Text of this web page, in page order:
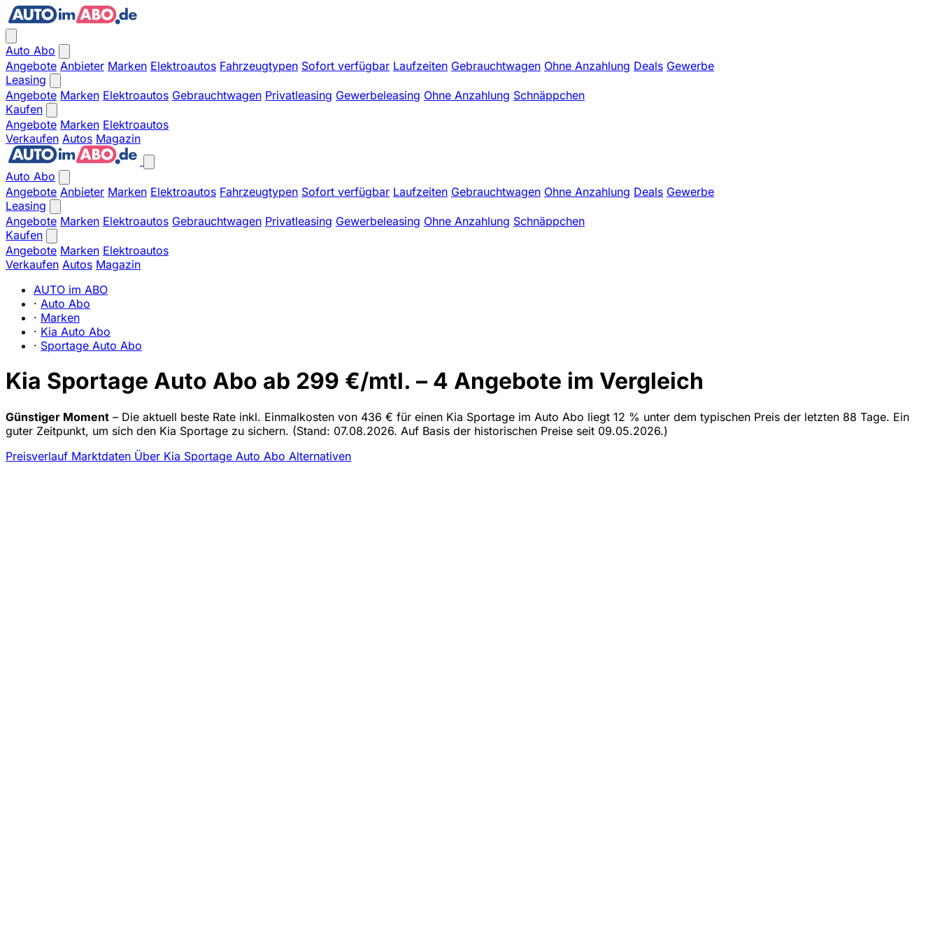
Auto Abo
Angebote Anbieter Marken Elektroautos Fahrzeugtypen Sofort verfügbar Laufzeiten Gebrauchtwagen Ohne Anzahlung Deals Gewerbe
Leasing
Angebote Marken Elektroautos Gebrauchtwagen Privatleasing Gewerbeleasing Ohne Anzahlung Schnäppchen
Kaufen
Angebote Marken Elektroautos
Verkaufen Autos Magazin
Auto Abo
Angebote Anbieter Marken Elektroautos Fahrzeugtypen Sofort verfügbar Laufzeiten Gebrauchtwagen Ohne Anzahlung Deals Gewerbe
Leasing
Angebote Marken Elektroautos Gebrauchtwagen Privatleasing Gewerbeleasing Ohne Anzahlung Schnäppchen
Kaufen
Angebote Marken Elektroautos
Verkaufen Autos Magazin
AUTO im ABO
· Auto Abo
· Marken
· Kia Auto Abo
· Sportage Auto Abo
Kia Sportage Auto Abo ab 299 €/mtl. – 4 Angebote im Vergleich
Günstiger Moment – Die aktuell beste Rate inkl. Einmalkosten von 436 € für einen Kia Sportage im Auto Abo liegt 12 % unter dem typischen Preis der letzten 88 Tage. Ein
guter Zeitpunkt, um sich den Kia Sportage zu sichern. (Stand: 07.08.2026. Auf Basis der historischen Preise seit 09.05.2026.)
Preisverlauf Marktdaten Über Kia Sportage Auto Abo Alternativen